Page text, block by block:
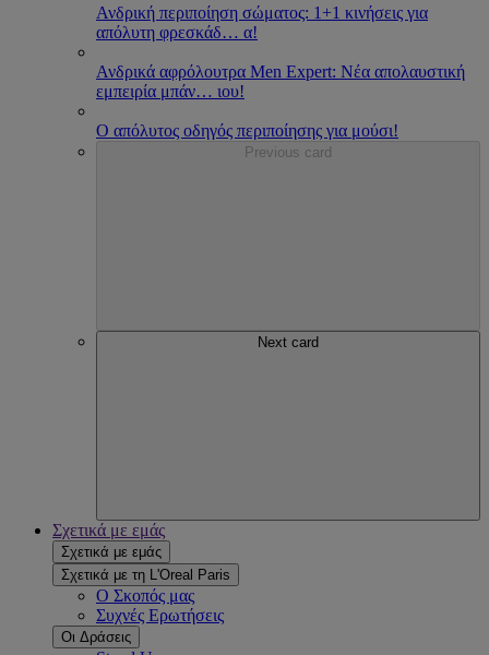
Ανδρική περιποίηση σώματος: 1+1 κινήσεις για
απόλυτη φρεσκάδ… α!
Ανδρικά αφρόλουτρα Men Expert: Νέα απολαυστική
εμπειρία μπάν… ιου!
Ο απόλυτος οδηγός περιποίησης για μούσι!
Previous card
Next card
Σχετικά με εμάς
Σχετικά με εμάς
Σχετικά με τη L'Oreal Paris
Ο Σκοπός μας
Συχνές Ερωτήσεις
Οι Δράσεις